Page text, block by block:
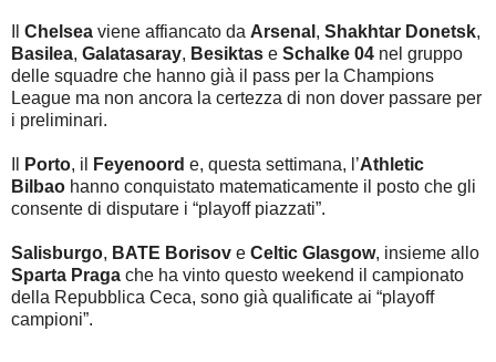
Chelsea viene affiancato da Arsenal , Shakhtar Donetsk,
Basilea, Galatasaray, Besiktas e Schalke 04 nel gruppo
delle squadre che hanno già il pass per la Champions
League ma non ancora la certezza di non dover passare per
i preliminari.
Porto, il Feyenoord e, questa settimana, l’Athletic
Bilbao hanno conquistato matematicamente il posto che gli
consente di disputare i “playoff piazzati”.
Salisburgo, BATE Borisov e Celtic Glasgow, insieme allo
Sparta Praga che ha vinto questo weekend il campionato
della Repubblica Ceca, sono già qualificate ai “playoff
campioni”.